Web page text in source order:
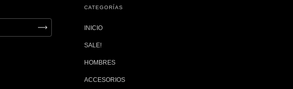
CATEGORÍAS
INICIO
SALE!
HOMBRES
ACCESORIOS